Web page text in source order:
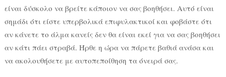
είναι δύσκολο να βρείτε κάποιον να σας βοηθήσει. Αυτό είναι
σημάδι ότι είστε υπερβολικά επιφυλακτικοί και φοβάστε ότι
αν κάνετε το άλμα κανείς δεν θα είναι εκεί για να σας βοηθήσει
αν κάτι πάει στραβά. Ήρθε η ώρα να πάρετε βαθιά ανάσα και
να ακολουθήσετε με αυτοπεποίθηση τα όνειρά σας.